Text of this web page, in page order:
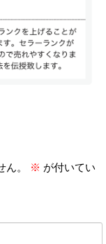
。 ※ が付いてい